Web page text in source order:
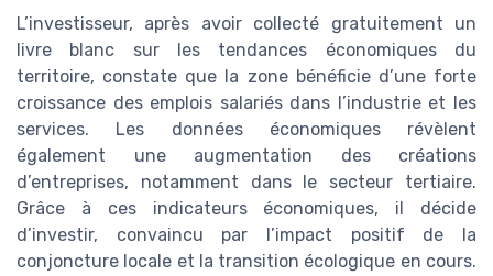
L’investisseur, après avoir collecté gratuitement un
livre blanc sur les tendances économiques du
territoire, constate que la zone bénéficie d’une forte
croissance des emplois salariés dans l’industrie et les
services. Les données économiques révèlent
également une augmentation des créations
d’entreprises, notamment dans le secteur tertiaire.
Grâce à ces indicateurs économiques, il décide
d’investir, convaincu par l’impact positif de la
conjoncture locale et la transition écologique en cours.